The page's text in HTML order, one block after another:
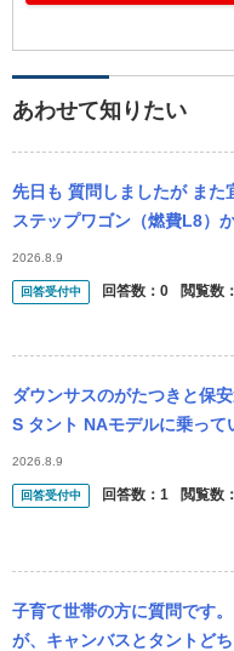
あわせて知りたい
先日も 質問しましたが また
ステップワゴン（燃費L8）
TAピクシススペース ダイハ
2026.8.9
回答受付中 回答数： 0 閲覧数：
ダウンサスのがたつきと保
S タント NAモデルに乗って
ンサスを業者に依頼し購入
て...
2026.8.9
回答受付中 回答数： 1 閲覧数：
子育て世帯の方に質問です
が、キャンバスとタントど